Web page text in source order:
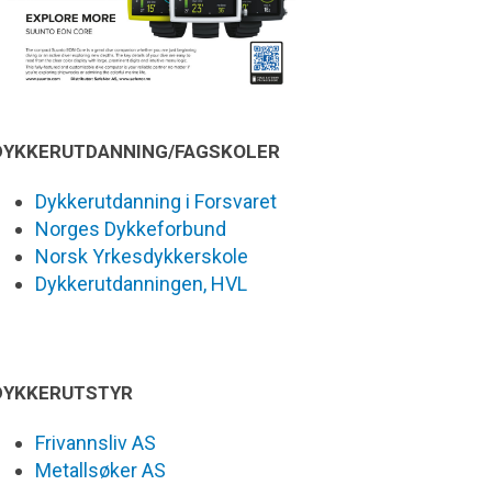
FAGSKOLER
Dykkerutdanning i Forsvaret
Norges Dykkeforbund
Norsk Yrkesdykkerskole
Dykkerutdanningen, HVL
Frivannsliv AS
Metallsøker AS